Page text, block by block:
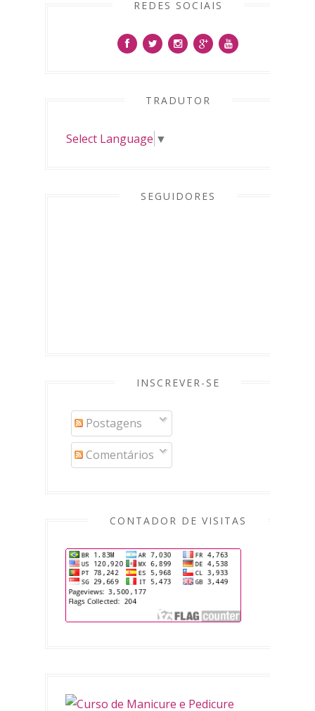
REDES SOCIAIS
TRADUTOR
Select Language ▼
SEGUIDORES
INSCREVER-SE
Postagens
Comentários
CONTADOR DE VISITAS